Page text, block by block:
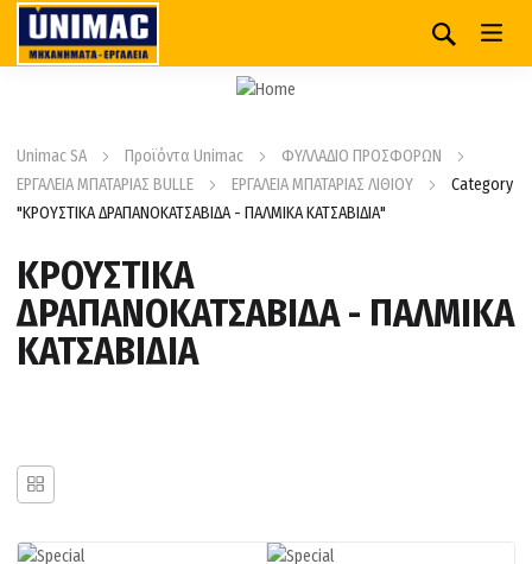
Unimac SA Προϊόντα Unimac
ΦΥΛΛΑΔΙΟ ΠΡΟΣΦΟΡΩΝ
ΕΡΓΑΛΕΙΑ ΜΠΑΤΑΡΙΑΣ BULLE
ΕΡΓΑΛΕΙΑ ΜΠΑΤΑΡΙΑΣ ΛΙΘΙΟΥ
Category
"ΚΡΟΥΣΤΙΚΑ ΔΡΑΠΑΝΟΚΑΤΣΑΒΙΔΑ - ΠΑΛΜΙΚΑ ΚΑΤΣΑΒΙΔΙΑ"
ΚΡΟΥΣΤΙΚΑ
ΔΡΑΠΑΝΟΚΑΤΣΑΒΙΔΑ - ΠΑΛΜΙΚΑ
ΚΑΤΣΑΒΙΔΙΑ